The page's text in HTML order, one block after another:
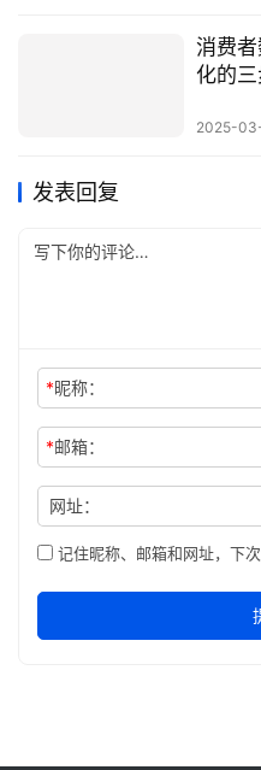
消费
化的三
2025-
发表回复
*昵称：
*邮箱：
网址：
记住昵称、邮箱和网址，下